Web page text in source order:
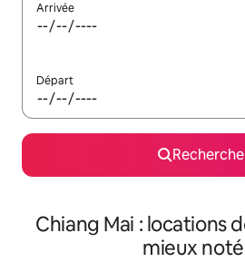
Arrivée
Départ
Chiang Mai : locations
mieux